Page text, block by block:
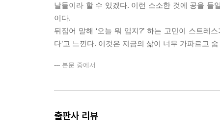
날들이라 할 수 있겠다. 이런 소소한 것에 공을 들
이다.
뒤집어 말해 ‘오늘 뭐 입지?’ 하는 고민이 스트레
다’고 느낀다. 이것은 지금의 삶이 너무 가파르고
--- 본문 중에서
출판사 리뷰